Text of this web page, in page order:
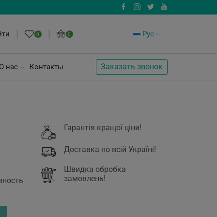
0 0 Рус
нас Контакты Заказать звонок
Гарантія кращої ціни!
Доставка по всій Україні!
Швидка обробка
замовлень!